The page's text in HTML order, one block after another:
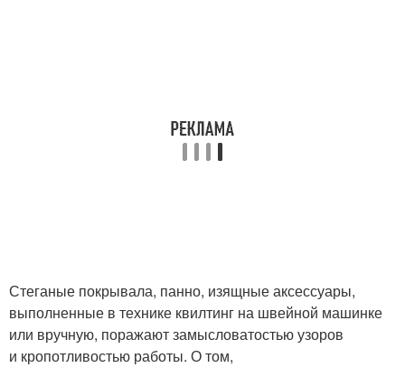
Стеганые покрывала, панно, изящные аксессуары,
выполненные в технике квилтинг на швейной машинке
или вручную, поражают замысловатостью узоров
и кропотливостью работы. О том,